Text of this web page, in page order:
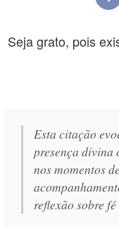
Seja grato, pois
Esta citação
presença divina
nos momentos
reflexão sobre